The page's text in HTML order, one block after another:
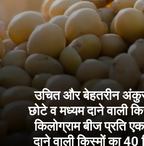
उचित और बेहतरीन
छोटे व मध्यम दाने वाली
किलोग्राम बीज प्रति
दाने वाली किस्मों का 40